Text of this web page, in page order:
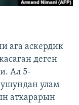
ага аскердик
деген
Ал 5-
улам
аткарарын